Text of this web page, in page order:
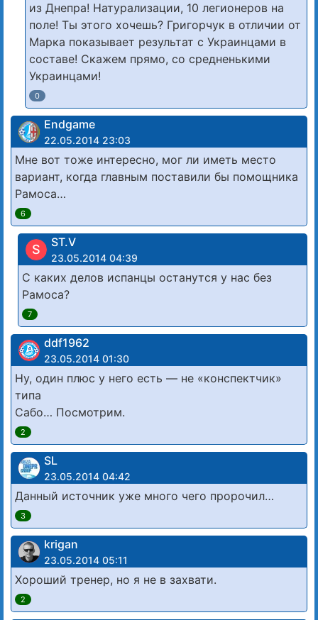
из Днепра! Натурализации, 10 легионеров на
поле! Ты этого хочешь? Григорчук в отличии от
Марка показывает результат с Украинцами в
составе! Скажем прямо, со средненькими
Украинцами!
0
Endgame
22.05.2014 23:03
Мне вот тоже интересно, мог ли иметь место
вариант, когда главным поставили бы помощника
Рамоса…
6
S ST.V
23.05.2014 04:39
С каких делов испанцы останутся у нас без
Рамоса?
7
ddf1962
23.05.2014 01:30
Ну, один плюс у него есть — не «конспектчик»
типа
Сабо… Посмотрим.
2
SL
23.05.2014 04:42
Данный источник уже много чего пророчил…
3
krigan
23.05.2014 05:11
Хороший тренер, но я не в захвати.
2